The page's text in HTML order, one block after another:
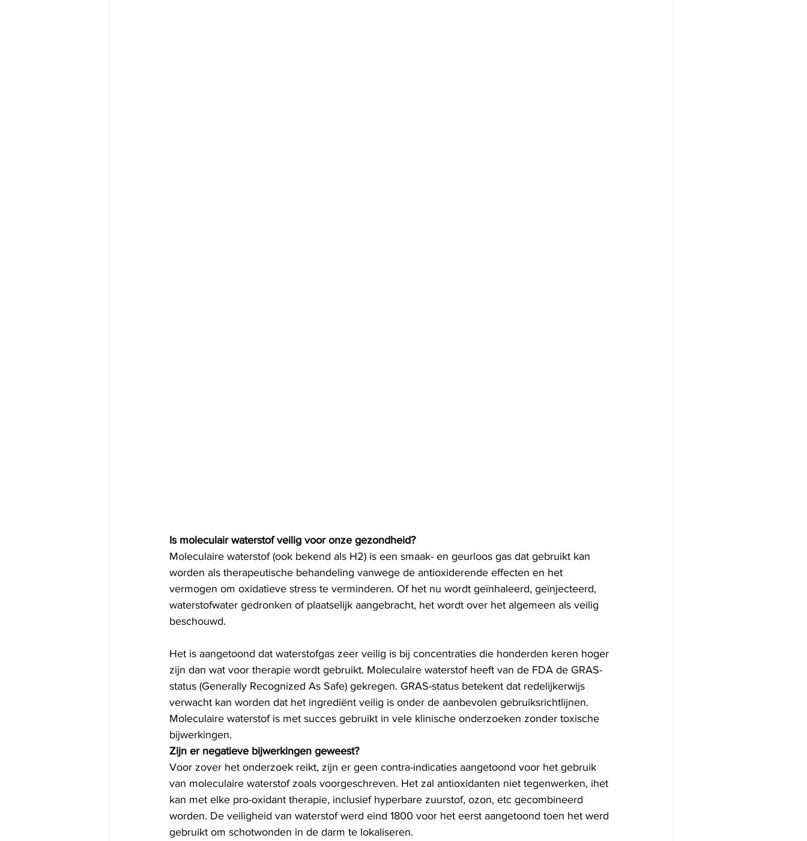
Is moleculair waterstof veilig voor onze gezondheid?
Moleculaire waterstof (ook bekend als H2) is een smaak- en geurloos gas dat gebruikt kan
worden als therapeutische behandeling vanwege de antioxiderende effecten en het
vermogen om oxidatieve stress te verminderen. Of het nu wordt geïnhaleerd, geïnjecteerd,
waterstofwater gedronken of plaatselijk aangebracht, het wordt over het algemeen als veilig
beschouwd.
Het is aangetoond dat waterstofgas zeer veilig is bij concentraties die honderden keren hoger
zijn dan wat voor therapie wordt gebruikt. Moleculaire waterstof heeft van de FDA de GRAS-
status (Generally Recognized As Safe) gekregen. GRAS-status betekent dat redelijkerwijs
verwacht kan worden dat het ingrediënt veilig is onder de aanbevolen gebruiksrichtlijnen.
Moleculaire waterstof is met succes gebruikt in vele klinische onderzoeken zonder toxische
bijwerkingen.
Zijn er negatieve bijwerkingen geweest?
Voor zover het onderzoek reikt, zijn er geen contra-indicaties aangetoond voor het gebruik
van moleculaire waterstof zoals voorgeschreven. Het zal antioxidanten niet tegenwerken, ihet
kan met elke pro-oxidant therapie, inclusief hyperbare zuurstof, ozon, etc gecombineerd
worden. De veiligheid van waterstof werd eind 1800 voor het eerst aangetoond toen het werd
gebruikt om schotwonden in de darm te lokaliseren.